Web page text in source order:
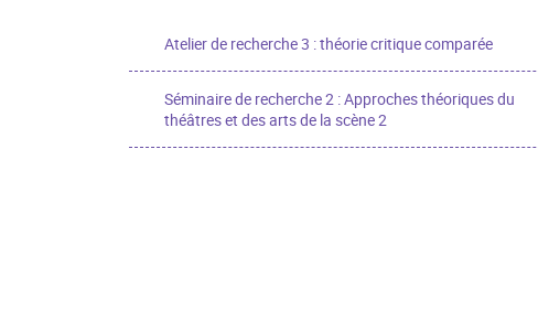
Atelier de recherche 3 : théorie critique comparée
Séminaire de recherche 2 : Approches théoriques du
théâtres et des arts de la scène 2